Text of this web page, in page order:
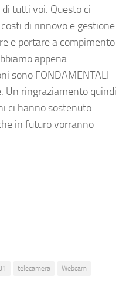
tutti voi. Questo ci
di rinnovo e gestione
e portare a compimento
appena
sono FONDAMENTALI
Un ringraziamento quindi
ci hanno sostenuto
in futuro vorranno
telecamera Webcam